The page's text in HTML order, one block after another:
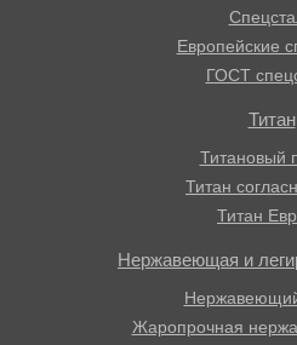
Европейские
ГОСТ
Титан
Титановый
Титан
Титан
Нержавеющая и
Жаропрочная